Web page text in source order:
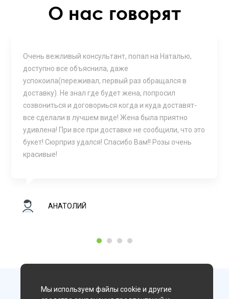
О нас говорят
Очень вежливый консультант, попал на Наталью,
доступно все объяснила, даже
успокоила(переживал, первый раз обращался в
доставку). Не знал где будет жена, попросил
созвониться и договориься когда и куда доставят-
все сделали в лучшем виде! Жена была приятно
удивлена! При все при доставке не сообщили, что это
букет! Сюрприз удался! Спасибо Вам!! Розы очень
красивые!
АНАТОЛИЙ
1 2 3 4
Мы используем файлы cookie и другие